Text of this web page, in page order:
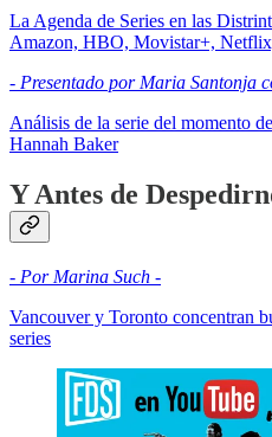
La Agenda de Series en las
Amazon, HBO, Movistar+,
- Presentado por Maria Santonja
Análisis de la serie del momento
Hannah Baker
Y Antes de
- Por Marina Such -
Vancouver y Toronto concentran
series